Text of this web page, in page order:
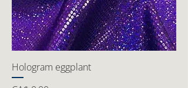
Hologram eggplant